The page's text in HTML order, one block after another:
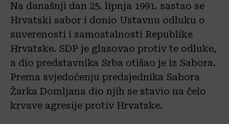
Na današnji dan 25. lipnja 1991. sastao se
Hrvatski sabor i donio Ustavnu odluku o
suverenosti i samostalnosti Republike
Hrvatske. SDP je glasovao protiv te odluke,
a dio predstavnika Srba otišao je iz Sabora.
Prema svjedočenju predsjednika Sabora
Žarka Domljana dio njih se stavio na čelo
krvave agresije protiv Hrvatske.